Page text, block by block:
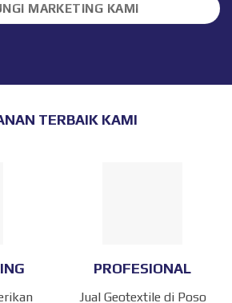
MARKETING KAMI
TERBAIK KAMI
PROFESIONAL
Jual Geotextile di Poso